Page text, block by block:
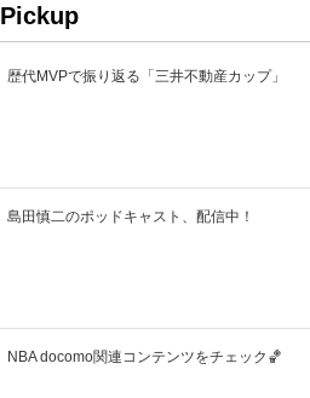
Pickup
歴代MVPで振り返る「三井不動産カップ」
島田慎二のポッドキャスト、配信中！
NBA docomo関連コンテンツをチェック🏀